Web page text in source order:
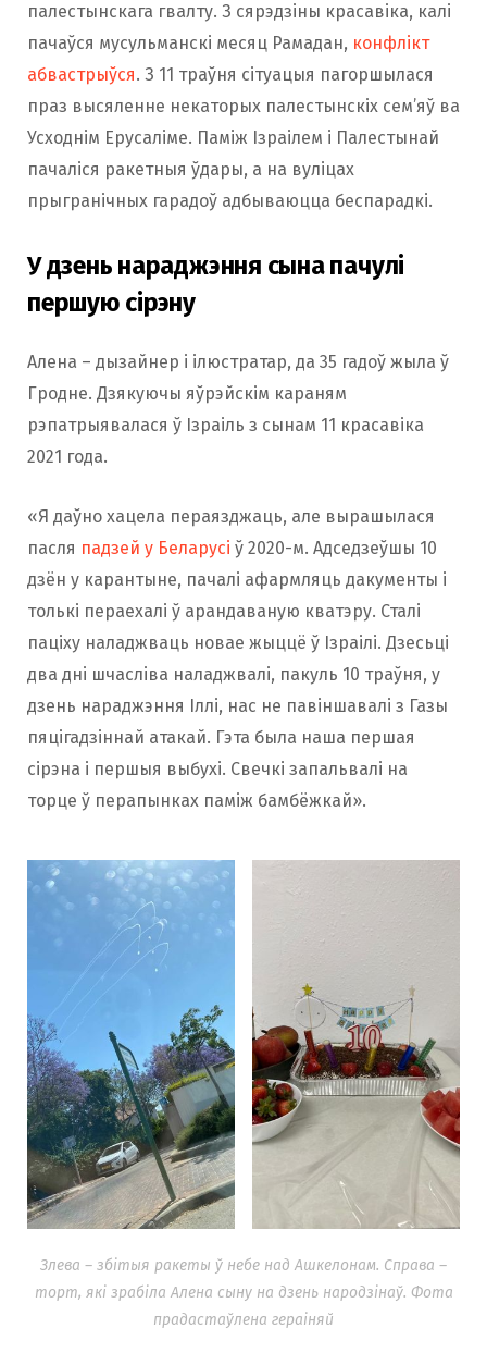
палестынскага гвалту. З сярэдзіны красавіка, калі
пачаўся мусульманскі месяц Рамадан, конфлікт
абвастрыўся. З 11 траўня сітуацыя пагоршылася
праз высяленне некаторых палестынскіх сем’яў ва
Усходнім Ерусаліме. Паміж Ізраілем і Палестынай
пачаліся ракетныя ўдары, а на вуліцах
прыгранічных гарадоў адбываюцца беспарадкі.
У дзень нараджэння сына пачулі
першую сірэну
Алена – дызайнер і ілюстратар, да 35 гадоў жыла ў
Гродне. Дзякуючы яўрэйскім караням
рэпатрыявалася ў Ізраіль з сынам 11 красавіка
2021 года.
«Я даўно хацела пераязджаць, але вырашылася
пасля падзей у Беларусі ў 2020-м. Адседзеўшы 10
дзён у карантыне, пачалі афармляць дакументы і
толькі пераехалі ў арандаваную кватэру. Сталі
паціху наладжваць новае жыццё ў Ізраілі. Дзесьці
два дні шчасліва наладжвалі, пакуль 10 траўня, у
дзень нараджэння Іллі, нас не павіншавалі з Газы
пяцігадзіннай атакай. Гэта была наша першая
сірэна і першыя выбухі. Свечкі запальвалі на
торце ў перапынках паміж бамбёжкай».
Злева – збітыя ракеты ў небе над Ашкелонам. Справа –
торт, які зрабіла Алена сыну на дзень народзінаў. Фота
прадастаўлена гераіняй